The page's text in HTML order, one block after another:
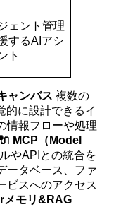
ェント管理
するAIアシ
ト
ャンバス 複数の
的に設計できるイ
情報フローや処理
🔌 MCP（Model
やAPIとの統合を
ータベース、ファ
ビスへのアクセス
メモリ&RAG